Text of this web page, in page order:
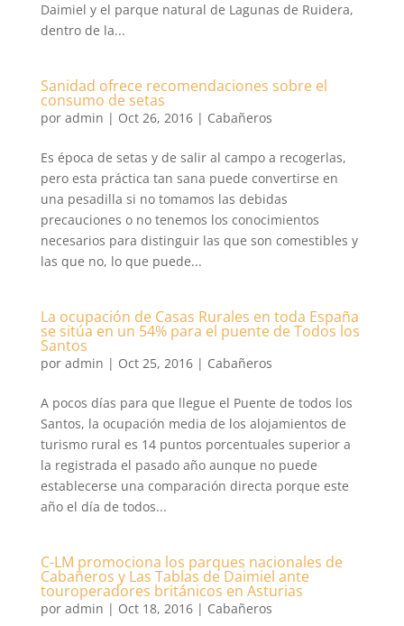
Daimiel y el parque natural de Lagunas de Ruidera,
dentro de la...
Sanidad ofrece recomendaciones sobre el
consumo de setas
por admin | Oct 26, 2016| Cabañeros
Es época de setas y de salir al campo a recogerlas,
pero esta práctica tan sana puede convertirse en
una pesadilla si no tomamos las debidas
precauciones o no tenemos los conocimientos
necesarios para distinguir las que son comestibles y
las que no, lo que puede...
La ocupación de Casas Rurales en toda España
se sitúa en un 54% para el puente de Todos los
Santos
por admin | Oct 25, 2016| Cabañeros
A pocos días para que llegue el Puente de todos los
Santos, la ocupación media de los alojamientos de
turismo rural es 14 puntos porcentuales superior a
la registrada el pasado año aunque no puede
establecerse una comparación directa porque este
año el día de todos...
C-LM promociona los parques nacionales de
Cabañeros y Las Tablas de Daimiel ante
touroperadores británicos en Asturias
por admin | Oct 18, 2016| Cabañeros